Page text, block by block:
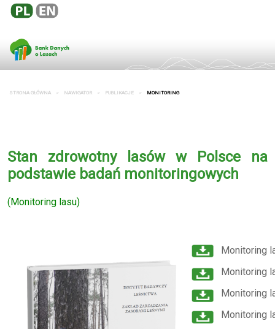
STRONA GŁÓWNA NAWIGATOR PUBLIKACJE MONITORING
Stan zdrowotny lasów w Polsce na
podstawie badań monitoringowych
(Monitoring lasu)
Monitoring
Monitoring
Monitoring
Monitoring